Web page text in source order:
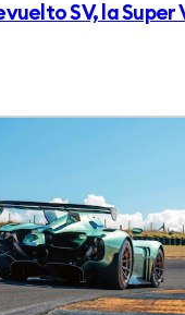
SV, la Super